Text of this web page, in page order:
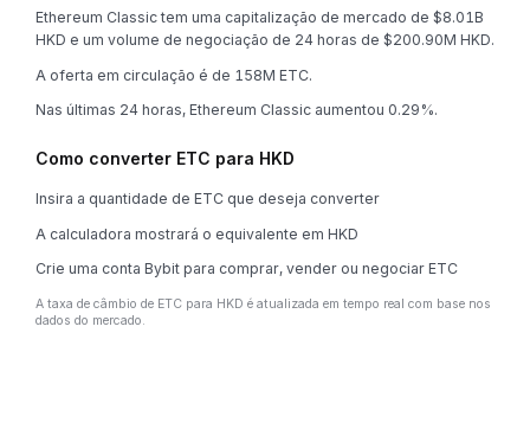
Ethereum Classic tem uma capitalização de mercado de $8.01B
HKD e um volume de negociação de 24 horas de $200.90M HKD.
A oferta em circulação é de 158M ETC.
Nas últimas 24 horas, Ethereum Classic aumentou 0.29%.
Como converter ETC para HKD
Insira a quantidade de ETC que deseja converter
A calculadora mostrará o equivalente em HKD
Crie uma conta Bybit para comprar, vender ou negociar ETC
A taxa de câmbio de ETC para HKD é atualizada em tempo real com base nos
dados do mercado.